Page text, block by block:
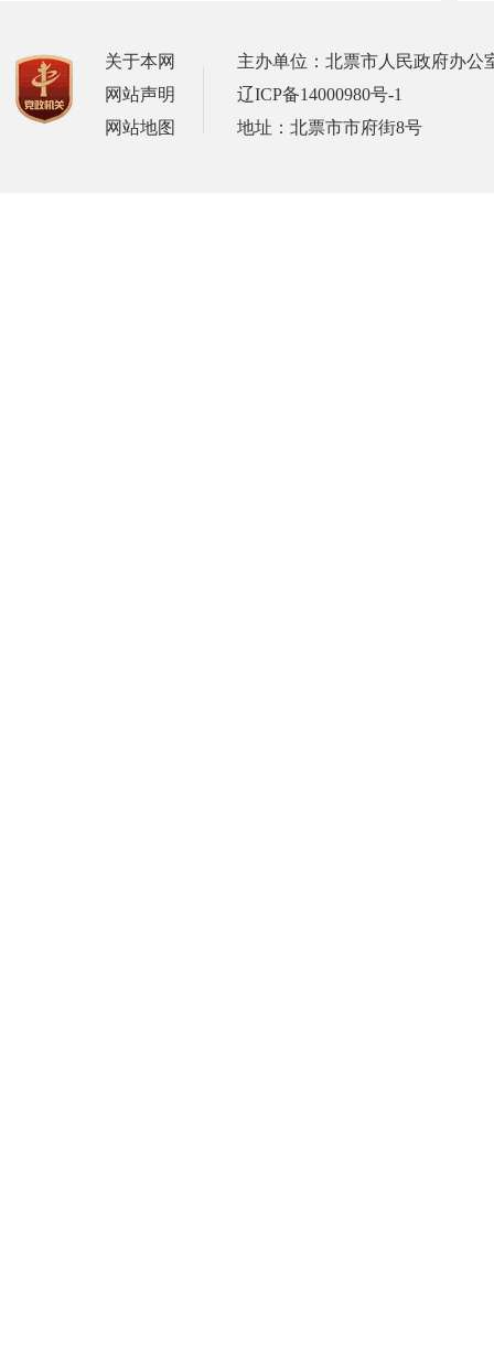
关于本网
网站声明
网站地图
主办单位：北票市人民政府办公
辽ICP备14000980号-1
地址：北票市市府街8号